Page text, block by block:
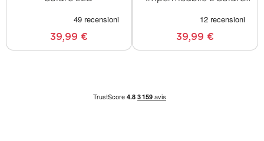
39,99 € 39,99 €